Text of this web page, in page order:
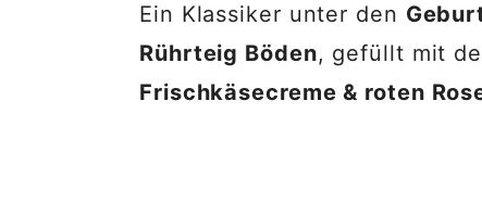
Ein Klassiker unter den
Rührteig Böden, gefüllt mit
Frischkäsecreme & roten